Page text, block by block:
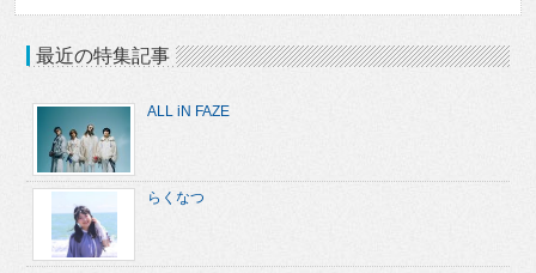
最近の特集記事
ALL iN FAZE
らくなつ